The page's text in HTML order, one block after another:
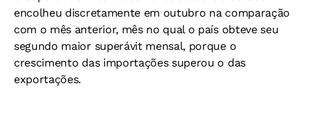
encolheu discretamente em outubro na comparação
com o mês anterior, mês no qual o país obteve seu
segundo maior superávit mensal, porque o
crescimento das importações superou o das
exportações.